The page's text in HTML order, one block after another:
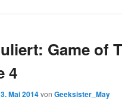
Game of
4
3. Mai 2014von Geeksister_May